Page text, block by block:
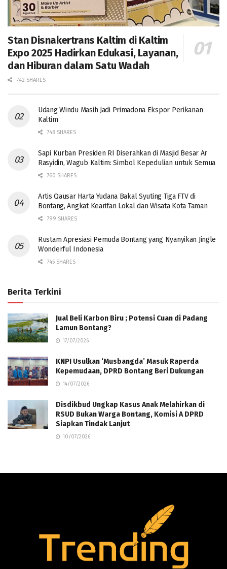
Stan Disnakertrans Kaltim di Kaltim
Expo 2025 Hadirkan Edukasi, Layanan,
dan Hiburan dalam Satu Wadah
742 SHARES
Udang Windu Masih Jadi Primadona Ekspor Perikanan
Kaltim
748 SHARES
Sapi Kurban Presiden RI Diserahkan di Masjid Besar Ar
Rasyidin, Wagub Kaltim: Simbol Kepedulian untuk Semua
760 SHARES
Artis Qausar Harta Yudana Bakal Syuting Tiga FTV di
Bontang, Angkat Kearifan Lokal dan Wisata Kota Taman
799 SHARES
Rustam Apresiasi Pemuda Bontang yang Nyanyikan Jingle
Wonderful Indonesia
745 SHARES
Berita Terkini
Jual Beli Karbon Biru ; Potensi Cuan di Padang
Lamun Bontang?
17/07/2026
KNPI Usulkan ‘Musbangda’ Masuk Raperda
Kepemudaan, DPRD Bontang Beri Dukungan
14/07/2026
Disdikbud Ungkap Kasus Anak Melahirkan di
RSUD Bukan Warga Bontang, Komisi A DPRD
Siapkan Tindak Lanjut
10/07/2026